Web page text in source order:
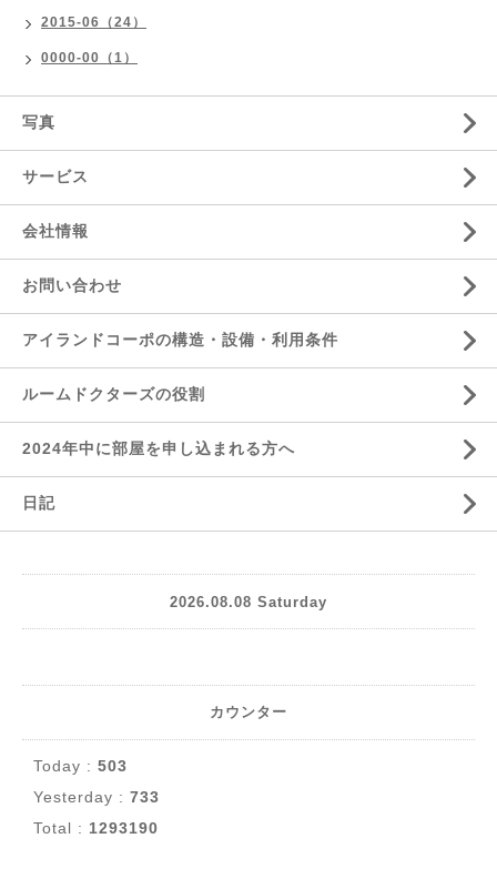
2015-06（24）
0000-00（1）
写真
サービス
会社情報
お問い合わせ
アイランドコーポの構造・設備・利用条件
ルームドクターズの役割
2024年中に部屋を申し込まれる方へ
日記
2026.08.08 Saturday
カウンター
Today : 503
Yesterday : 733
Total : 1293190